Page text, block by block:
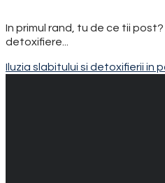
In primul rand, tu de ce tii
detoxifiere...
Iluzia slabitului si detoxifierii in